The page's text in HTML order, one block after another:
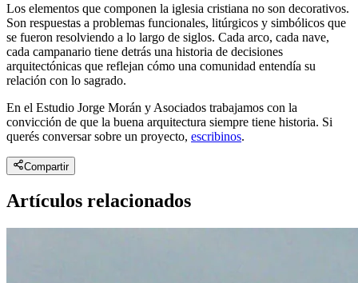
Los elementos que componen la iglesia cristiana no son decorativos.
Son respuestas a problemas funcionales, litúrgicos y simbólicos que
se fueron resolviendo a lo largo de siglos. Cada arco, cada nave,
cada campanario tiene detrás una historia de decisiones
arquitectónicas que reflejan cómo una comunidad entendía su
relación con lo sagrado.
En el Estudio Jorge Morán y Asociados trabajamos con la
convicción de que la buena arquitectura siempre tiene historia. Si
querés conversar sobre un proyecto, escribinos.
Compartir
Artículos relacionados